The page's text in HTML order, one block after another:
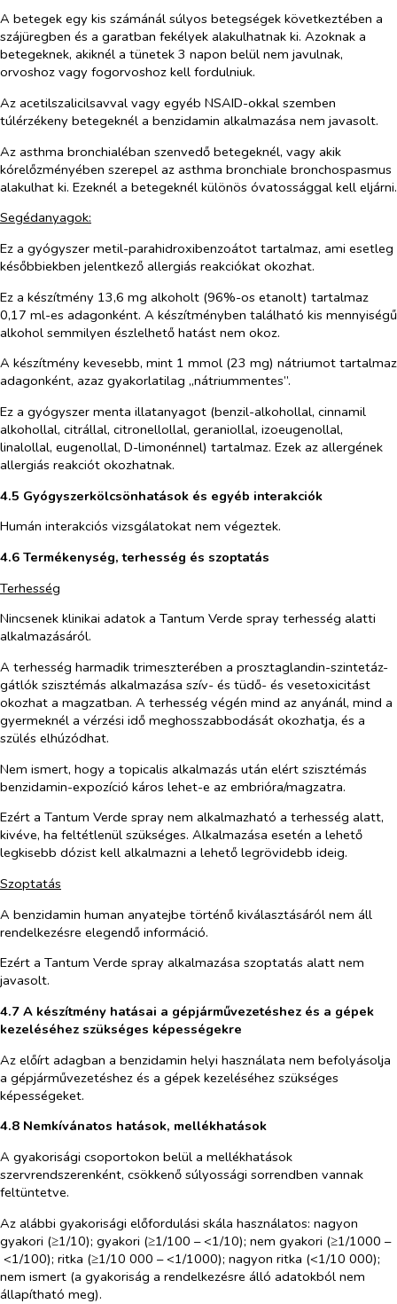
A betegek egy kis számánál súlyos betegségek következtében a
szájüregben és a garatban fekélyek alakulhatnak ki. Azoknak a
betegeknek, akiknél a tünetek 3 napon belül nem javulnak,
orvoshoz vagy fogorvoshoz kell fordulniuk.
Az acetilszalicilsavval vagy egyéb NSAID-okkal szemben
túlérzékeny betegeknél a benzidamin alkalmazása nem javasolt.
Az asthma bronchialéban szenvedő betegeknél, vagy akik
kórelőzményében szerepel az asthma bronchiale bronchospasmus
alakulhat ki. Ezeknél a betegeknél különös óvatossággal kell eljárni.
Segédanyagok:
Ez a gyógyszer metil-parahidroxibenzoátot tartalmaz, ami esetleg
későbbiekben jelentkező allergiás reakciókat okozhat.
Ez a készítmény 13,6 mg alkoholt (96%-os etanolt) tartalmaz
0,17 ml-es adagonként. A készítményben található kis mennyiségű
alkohol semmilyen észlelhető hatást nem okoz.
A készítmény kevesebb, mint 1 mmol (23 mg) nátriumot tartalmaz
adagonként, azaz gyakorlatilag „nátriummentes”.
Ez a gyógyszer menta illatanyagot (benzil-alkohollal, cinnamil
alkohollal, citrállal, citronellollal, geraniollal, izoeugenollal,
linalollal, eugenollal, D-limonénnel) tartalmaz. Ezek az allergének
allergiás reakciót okozhatnak.
4.5 Gyógyszerkölcsönhatások és egyéb interakciók
Humán interakciós vizsgálatokat nem végeztek.
4.6 Termékenység, terhesség és szoptatás
Terhesség
Nincsenek klinikai adatok a Tantum Verde spray terhesség alatti
alkalmazásáról.
A terhesség harmadik trimeszterében a prosztaglandin-szintetáz-
gátlók szisztémás alkalmazása szív- és tüdő- és vesetoxicitást
okozhat a magzatban. A terhesség végén mind az anyánál, mind a
gyermeknél a vérzési idő meghosszabbodását okozhatja, és a
szülés elhúzódhat.
Nem ismert, hogy a topicalis alkalmazás után elért szisztémás
benzidamin-expozíció káros lehet-e az embrióra/magzatra.
Ezért a Tantum Verde spray nem alkalmazható a terhesség alatt,
kivéve, ha feltétlenül szükséges. Alkalmazása esetén a lehető
legkisebb dózist kell alkalmazni a lehető legrövidebb ideig.
Szoptatás
A benzidamin human anyatejbe történő kiválasztásáról nem áll
rendelkezésre elegendő információ.
Ezért a Tantum Verde spray alkalmazása szoptatás alatt nem
javasolt.
4.7 A készítmény hatásai a gépjárművezetéshez és a gépek
kezeléséhez szükséges képességekre
Az előírt adagban a benzidamin helyi használata nem befolyásolja
a gépjárművezetéshez és a gépek kezeléséhez szükséges
képességeket.
4.8 Nemkívánatos hatások, mellékhatások
A gyakorisági csoportokon belül a mellékhatások
szervrendszerenként, csökkenő súlyossági sorrendben vannak
feltüntetve.
Az alábbi gyakorisági előfordulási skála használatos: nagyon
gyakori (≥1/10); gyakori (≥1/100 – <1/10); nem gyakori (≥1/1000 –
<1/100); ritka (≥1/10 000 – <1/1000); nagyon ritka (<1/10 000);
nem ismert (a gyakoriság a rendelkezésre álló adatokból nem
állapítható meg).